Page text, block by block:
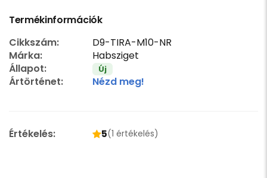
Termékinformációk
Cikkszám:
D9-TIRA-M10-NR
Márka:
Habsziget
Állapot:
Új
Ártörténet: Nézd meg!
Értékelés: 5(1 értékelés)